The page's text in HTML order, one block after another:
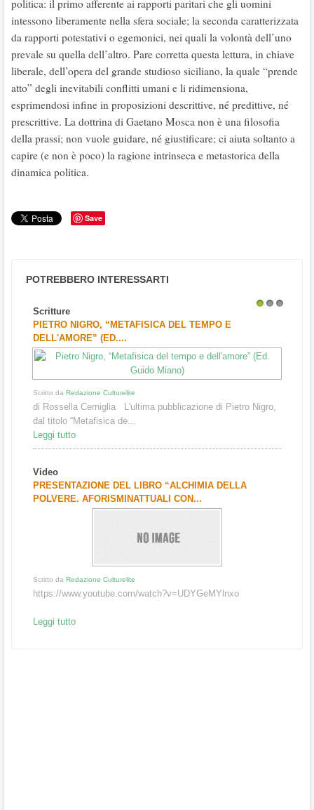
politica: il primo afferente ai rapporti paritari che gli uomini
intessono liberamente nella sfera sociale; la seconda caratterizzata
da rapporti potestativi o egemonici, nei quali la volontà dell’uno
prevale su quella dell’altro. Pare corretta questa lettura, in chiave
liberale, dell’opera del grande studioso siciliano, la quale “prende
atto” degli inevitabili conflitti umani e li ridimensiona,
esprimendosi infine in proposizioni descrittive, né predittive, né
prescrittive. La dottrina di Gaetano Mosca non è una filosofia
della prassi; non vuole guidare, né giustificare; ci aiuta soltanto a
capire (e non è poco) la ragione intrinseca e metastorica della
dinamica politica.
Save
POTREBBERO INTERESSARTI
Scritture
PIETRO NIGRO, “METAFISICA DEL TEMPO E
DELL'AMORE” (ED....
Scritto da Redazione Culturelite
di Rossella Cerniglia L'ultima pubblicazione di Pietro Nigro,
dal titolo “Metafisica de...
Leggi tutto
Video
PRESENTAZIONE DEL LIBRO “ALCHIMIA DELLA
POLVERE. AFORISMINATTUALI CON...
Scritto da Redazione Culturelite
https://www.youtube.com/watch?v=UDYGeMYlnxo
Leggi tutto